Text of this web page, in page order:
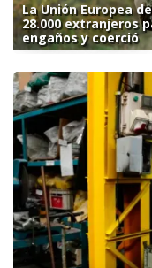
La Unión Europea
28.000 extranjeros
engaños y coerció